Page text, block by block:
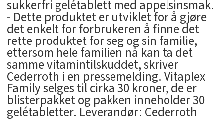
sukkerfri gelétablett med appelsinsmak.
- Dette produktet er utviklet for å gjøre
det enkelt for forbrukeren å finne det
rette produktet for seg og sin familie,
ettersom hele familien nå kan ta det
samme vitamintilskuddet, skriver
Cederroth i en pressemelding. Vitaplex
Family selges til cirka 30 kroner, de er
blisterpakket og pakken inneholder 30
gelétabletter. Leverandør: Cederroth